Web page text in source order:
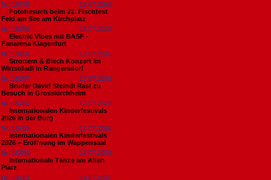
Nr. 18770
18.07.2026
Fotobesuch beim 22. Fischfest
Feld am See am Kirchplatz
Nr. 18769
18.07.2026
Electric Vibes mit BASF -
Fanarena Klagenfurt
Nr. 18768
17.07.2026
Strottern & Blech Konzert im
Wirtstdadl in Rangersdorf
Nr. 18767
17.07.2026
Bruder David Steindl Rast zu
Besuch in Grosskirchheim
Nr. 18766
17.07.2026
Internationalen Kinderfestivals
2026 in der Burg
Nr. 18765
17.07.2026
Internationalen Kinderfestivals
2026 – Eröffnung im Wappensaal
Nr. 18764
17.07.2026
Internationale Tänze am Alten
Platz
Nr. 18763
14.07.2026